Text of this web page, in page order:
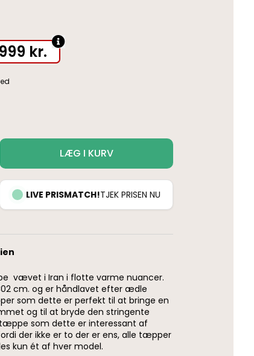
kr.
LÆG I KURV
LIVE PRISMATCH!TJEK PRISEN NU
vævet i Iran i flotte varme nuancer.
cm. og er håndlavet efter ædle
som dette er perfekt til at bringe en
og til at bryde den stringente
som dette er interessant af
der ikke er to der er ens, alle tæpper
kun ét af hver model.